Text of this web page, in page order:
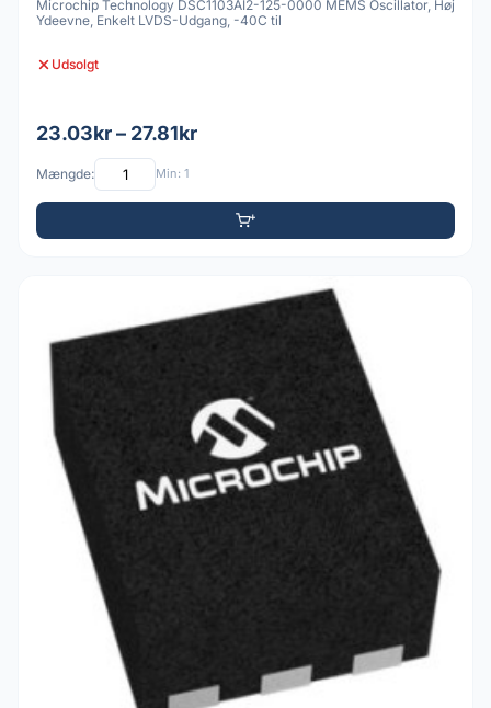
Microchip Technology DSC1103AI2-125-0000 MEMS Oscillator, Høj
Ydeevne, Enkelt LVDS-Udgang, -40C til
Udsolgt
23.03kr – 27.81kr
Mængde: Min: 1